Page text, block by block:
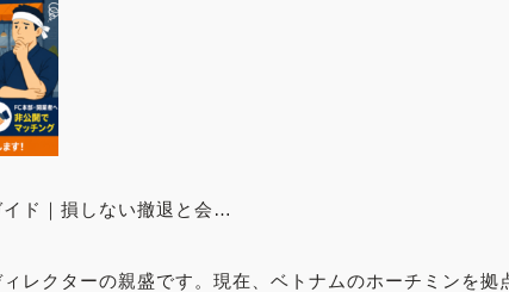
ド｜損しない撤退と会…
レクターの親盛です。現在、ベトナムのホーチミンを